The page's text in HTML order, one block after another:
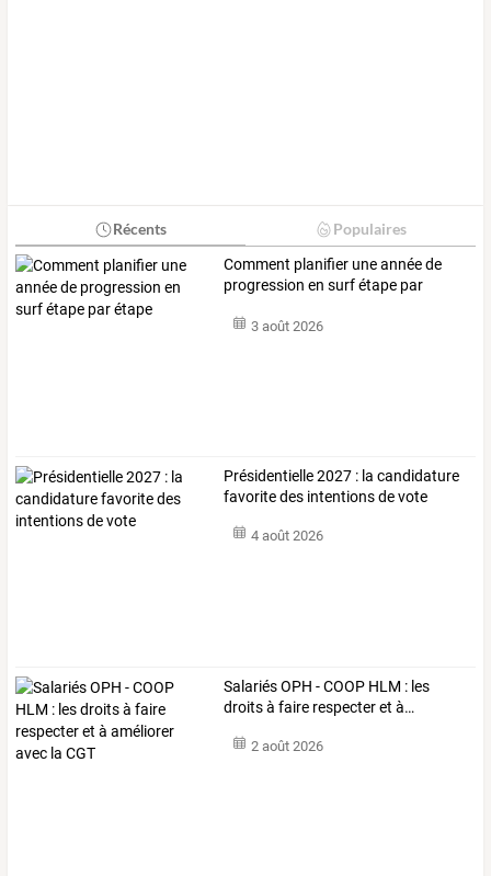
Récents Populaires
Comment planifier une année de
progression en surf étape par
3 août 2026
Présidentielle 2027 : la candidature
favorite des intentions de vote
4 août 2026
SalariésOPH -COOP HLM : les
droitsà faire respecteret à…
2 août 2026